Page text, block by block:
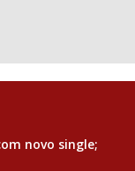
novo single;